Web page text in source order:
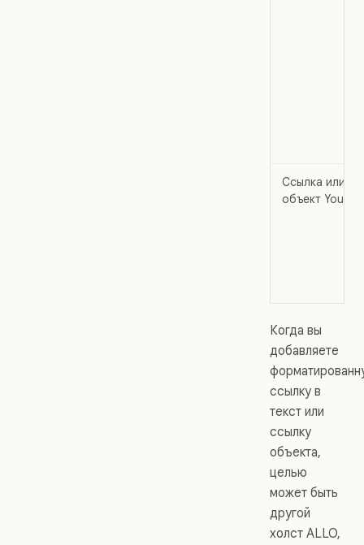
Ссылка или
объект
Когда вы
добавляете
ссылку в
текст или
ссылку
объекта,
целью
может быть
другой
холст ALLO,